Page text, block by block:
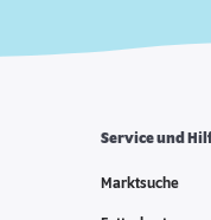
Service und
Marktsuche